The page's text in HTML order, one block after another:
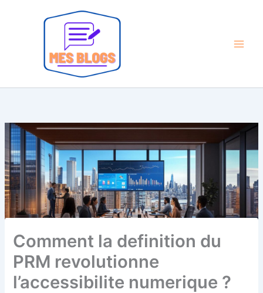
Comment la definition du
PRM revolutionne
l’accessibilite numerique ?